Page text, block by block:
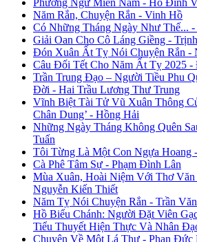
Phương Ngữ Miền Nam - Hồ Đình
Năm Rắn, Chuyện Rắn - Vinh Hồ
Có Những Tháng Ngày Như Thế...
Giải Oan Cho Cô Láng Giềng -
Đón Xuân Ất Tỵ Nói Chuyện Rắn -
Câu Đối Tết Cho Năm Ất Tỵ 2025
Trần Trung Đạo – Người Tiều Phu
Đời - Hai Trầu Lương Thư Trung
Vĩnh Biệt Tài Tử Vũ Xuân Thông
Chân Dung’ - Hồng Hải
Những Ngày Tháng Không Quên
Tuấn
Tôi Từng Là Một Con Ngựa Hoang
Cà Phê Tâm Sự - Phạm Đình Lân
Mùa Xuân, Hoài Niệm Với Thơ
Nguyễn Kiến Thiết
Năm Tỵ Nói Chuyện Rắn - Trần
Hồ Biểu Chánh: Người Đặt Viên
Tiểu Thuyết Hiện Thực Và Nhân
Chuyện Về Một Lá Thư - Phan Đức